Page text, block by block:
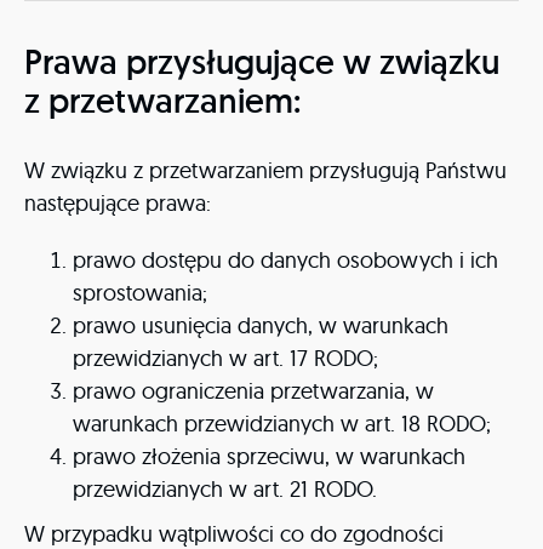
Prawa przysługujące w związku
z przetwarzaniem:
W związku z przetwarzaniem przysługują Państwu
następujące prawa:
prawo dostępu do danych osobowych i ich
sprostowania;
prawo usunięcia danych, w warunkach
przewidzianych w art. 17 RODO;
prawo ograniczenia przetwarzania, w
warunkach przewidzianych w art. 18 RODO;
prawo złożenia sprzeciwu, w warunkach
przewidzianych w art. 21 RODO.
W przypadku wątpliwości co do zgodności